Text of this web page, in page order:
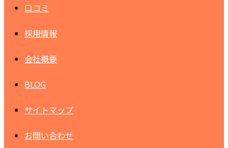
口コミ
採用情報
会社概要
BLOG
サイトマップ
お問い合わせ